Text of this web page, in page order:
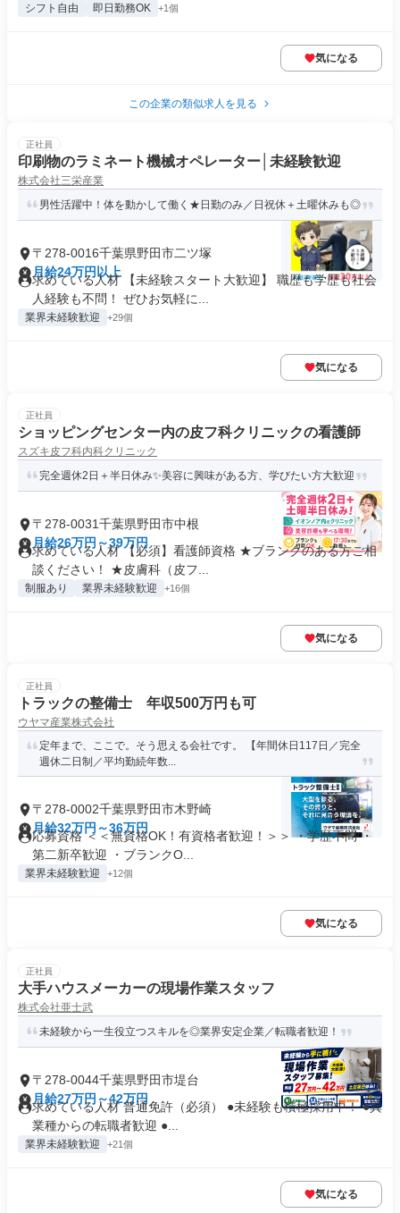
シフト自由 即日勤務OK +1個
気になる
この企業の類似求人を見る
正社員
印刷物のラミネート機械オペレーター│未経験歓迎
株式会社三栄産業
男性活躍中！体を動かして働く★日勤のみ／日祝休＋土曜休みも◎
〒278-0016千葉県野田市二ツ塚
月給24万円以上
求めている人材 【未経験スタート大歓迎】 職歴も学歴も社会
人経験も不問！ ぜひお気軽に...
業界未経験歓迎 +29個
気になる
正社員
ショッピングセンター内の皮フ科クリニックの看護師
スズキ皮フ科内科クリニック
完全週休2日＋半日休み✨美容に興味がある方、学びたい方大歓迎
〒278-0031千葉県野田市中根
月給26万円～39万円
求めている人材 【必須】看護師資格 ★ブランクのある方ご相
談ください！ ★皮膚科（皮フ...
制服あり 業界未経験歓迎 +16個
気になる
正社員
トラックの整備士 年収500万円も可
ウヤマ産業株式会社
定年まで、ここで。そう思える会社です。 【年間休日117日／完全
週休二日制／平均勤続年数...
〒278-0002千葉県野田市木野崎
月給32万円～36万円
応募資格 ＜＜無資格OK！有資格者歓迎！＞＞ ・学歴不問 ・
第二新卒歓迎 ・ブランクO...
業界未経験歓迎 +12個
気になる
正社員
大手ハウスメーカーの現場作業スタッフ
株式会社亜士武
未経験から一生役立つスキルを◎業界安定企業／転職者歓迎！
〒278-0044千葉県野田市堤台
月給27万円～42万円
求めている人材 普通免許（必須） ●未経験も積極採用中！ ●異
業種からの転職者歓迎 ●...
業界未経験歓迎 +21個
気になる